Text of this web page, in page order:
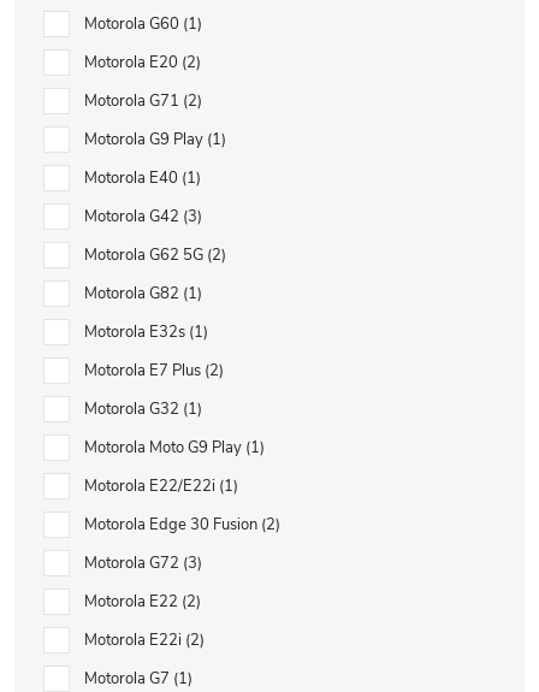
Motorola G60 1
Motorola E20 2
Motorola G71 2
Motorola G9 Play 1
Motorola E40 1
Motorola G42 3
Motorola G62 5G 2
Motorola G82 1
Motorola E32s 1
Motorola E7 Plus 2
Motorola G32 1
Motorola Moto G9 Play 1
Motorola E22/E22i 1
Motorola Edge 30 Fusion 2
Motorola G72 3
Motorola E22 2
Motorola E22i 2
Motorola G7 1